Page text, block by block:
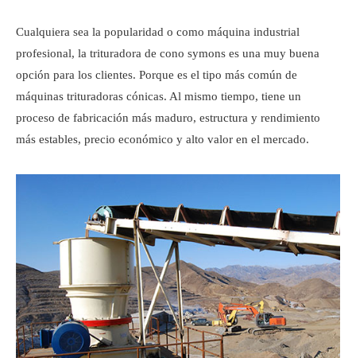
Cualquiera sea la popularidad o como máquina industrial
profesional, la trituradora de cono symons es una muy buena
opción para los clientes. Porque es el tipo más común de
máquinas trituradoras cónicas. Al mismo tiempo, tiene un
proceso de fabricación más maduro, estructura y rendimiento
más estables, precio económico y alto valor en el mercado.